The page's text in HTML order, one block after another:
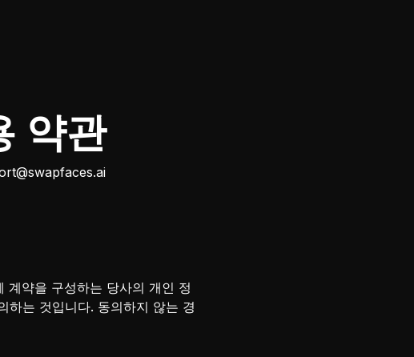
약관
약을 구성하는 당사의 개인 정
하는 것입니다. 동의하지 않는 경